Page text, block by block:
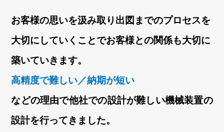
お客様の思いを汲み取り出図までのプロセスを
大切にしていくことでお客様との関係も大切に
築いていきます。
高精度で難しい／納期が短い
などの理由で他社での設計が難しい機械装置の
設計を行ってきました。